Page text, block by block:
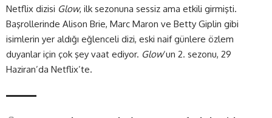
Netflix dizisi Glow, ilk sezonuna sessiz ama etkili girmişti.
Başrollerinde Alison Brie, Marc Maron ve Betty Giplin gibi
isimlerin yer aldığı eğlenceli dizi, eski naif günlere özlem
duyanlar için çok şey vaat ediyor. Glow‘un 2. sezonu, 29
Haziran’da Netflix’te.